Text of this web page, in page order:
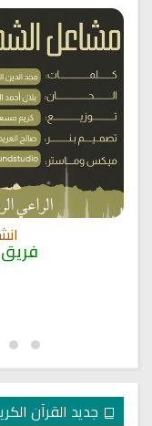
جديد القرآن